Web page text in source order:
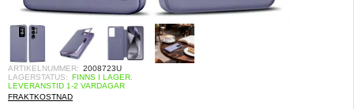
ARTIKELNUMMER: 2008723U
LAGERSTATUS: FINNS I LAGER.
LEVERANSTID 1-2 VARDAGAR
FRAKTKOSTNAD